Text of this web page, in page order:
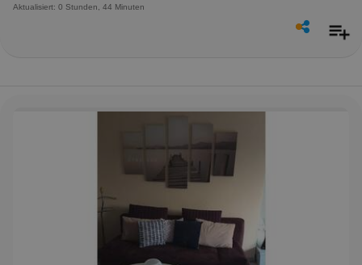
Aktualisiert: 0 Stunden, 44 Minuten